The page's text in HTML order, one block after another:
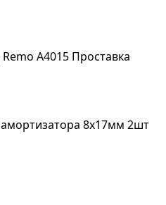
Remo A4015 Проставка
8x17мм 2шт